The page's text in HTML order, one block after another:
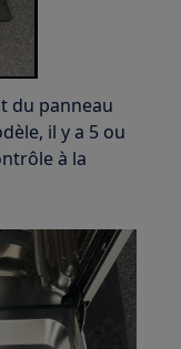
du panneau
il y a 5 ou
à la